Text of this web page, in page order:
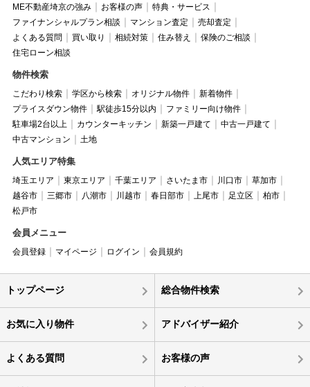
ME不動産埼京の強み
お客様の声
特典・サービス
ファイナンシャルプラン相談
マンション査定
売却査定
よくある質問
買い取り 相続対策 住み替え
保険のご相談
住宅ローン相談
物件検索
こだわり検索 学区から検索 オリジナル物件
新着物件
プライスダウン物件
駅徒歩15分以内
ファミリー向け物件
駐車場2台以上
カウンターキッチン 新築一戸建て
中古一戸建て
中古マンション
土地
人気エリア特集
埼玉エリア 東京エリア 千葉エリア さいたま市 川口市
草加市
越谷市
三郷市 八潮市 川越市 春日部市 上尾市 足立区
柏市
松戸市
会員メニュー
会員登録 マイページ ログイン 会員規約
トップページ 総合物件検索
お気に入り物件 アドバイザー紹介
よくある質問 お客様の声